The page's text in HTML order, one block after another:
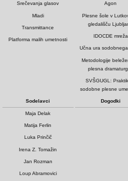
Srečevanja glasov
Mladi
Transmittance
Platforma malih umetnosti
Agon
Plesne šole v
gledališču
IDOCDE mreža
Učna ura
Metodologije
plesna
SVŠGUGL:
sodobne plesne
Sodelavci
Maja Delak
Matija Ferlin
Luka Prinčič
Irena Z. Tomažin
Jan Rozman
Loup Abramovici
Dogodki